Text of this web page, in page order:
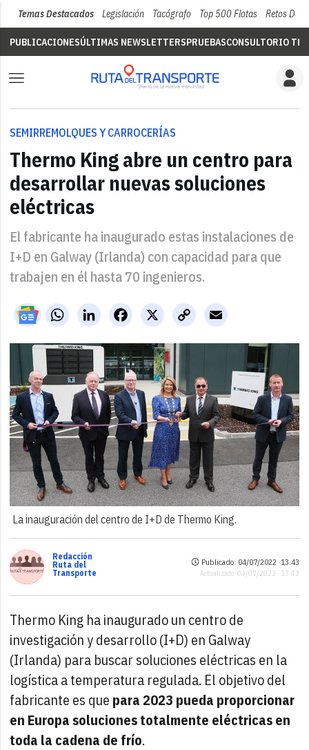
Temas Destacados Legislación Tacógrafo Top 500 Flotas Retos Del
PUBLICACIONESÚLTIMAS NEWSLETTERSPRUEBASCONSULTORIO
SEMIRREMOLQUES Y CARROCERÍAS
Thermo King abre un centro para
desarrollar nuevas soluciones
eléctricas
El fabricante ha inaugurado estas instalaciones de
I+D en Galway (Irlanda) con capacidad para que
trabajen en él hasta 70 ingenieros.
WhatsAppLinkedIn X
Facebook
Copy
Link
Email
La inauguración del centro de I+D de Thermo King.
Redacción
Ruta del
Transporte
Publicado: 04/07/2022 ·13:43
Actualizado: 04/07/2022 · 13:43
Thermo King ha inaugurado un centro de
investigación y desarrollo (I+D) en Galway
(Irlanda) para buscar soluciones eléctricas en la
logística a temperatura regulada. El objetivo del
fabricante es que para 2023 pueda proporcionar
en Europa soluciones totalmente eléctricas en
toda la cadena de frío.